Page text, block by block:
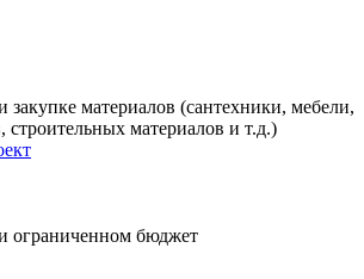
материалов (сантехники, мебели,
строительных материалов и т.д.)
ограниченном бюджет